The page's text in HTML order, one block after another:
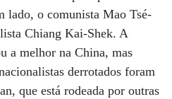
lado, o comunista Mao Tsé-
Chiang Kai-Shek. A
a melhor na China, mas
derrotados foram
que está rodeada por outras